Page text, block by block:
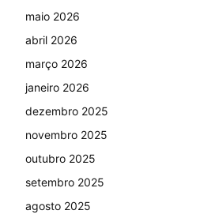
maio 2026
abril 2026
março 2026
janeiro 2026
dezembro 2025
novembro 2025
outubro 2025
setembro 2025
agosto 2025